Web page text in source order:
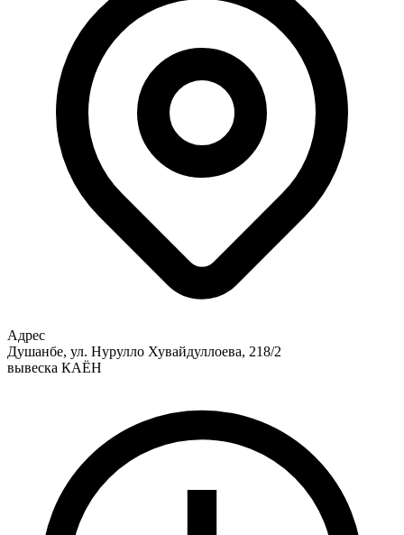
Адрес
Душанбе, ул. Нурулло Хувайдуллоева, 218/2
вывеска КАЁН